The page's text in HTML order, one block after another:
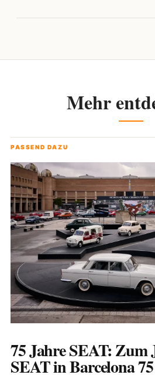
Mehr
PASSEND DAZU
75 Jahre SEAT: Zum
SEAT in Barcelona